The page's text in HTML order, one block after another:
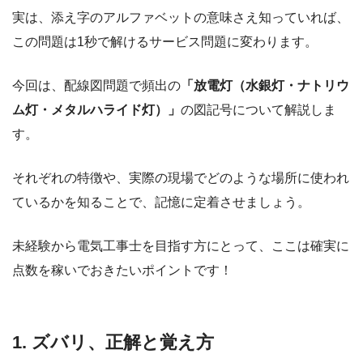
実は、添え字のアルファベットの意味さえ知っていれば、
この問題は1秒で解けるサービス問題に変わります。
今回は、配線図問題で頻出の 「放電灯（水銀灯・ナトリウ
ム灯・メタルハライド灯）」 の図記号について解説しま
す。
それぞれの特徴や、実際の現場でどのような場所に使われ
ているかを知ることで、記憶に定着させましょう。
未経験から電気工事士を目指す方にとって、ここは確実に
点数を稼いでおきたいポイントです！
1. ズバリ、正解と覚え方